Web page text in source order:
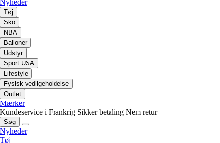
Nyheder
Tøj
Sko
NBA
Balloner
Udstyr
Sport USA
Lifestyle
Fysisk vedligeholdelse
Outlet
Mærker
Kundeservice i Frankrig Sikker betaling Nem retur
Søg
Nyheder
Tøj